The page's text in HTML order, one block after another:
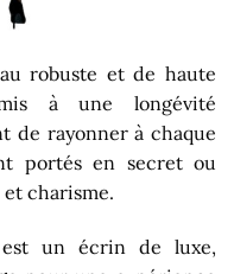
robuste et de haute
à une longévité
de rayonner à chaque
portés en secret ou
charisme.
est un écrin de luxe,